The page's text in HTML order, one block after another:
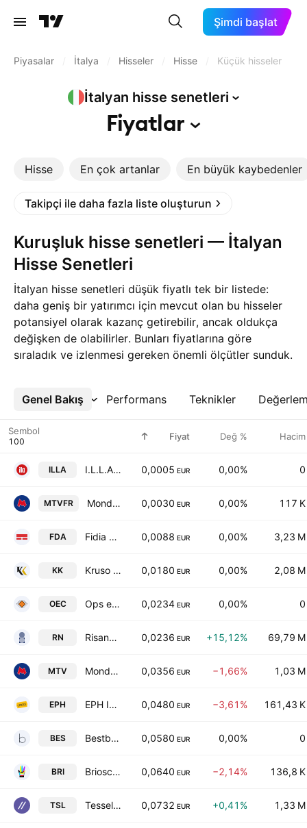
Şimdi başlat
Piyasalar İtalya Hisseler Hisse Küçük hisseler
İtalyan hisse senetleri
Fiyatlar
Hisse En çok artanlar En büyük kaybedenler
Takipçi ile daha fazla liste oluşturun
Kuruşluk hisse senetleri — İtalyan
Hisse Senetleri
İtalyan hisse senetleri düşük fiyatlı tek bir listede:
daha geniş bir yatırımcı için mevcut olan bu hisseler
potansiyel olarak kazanç getirebilir, ancak oldukça
değişken de olabilirler. Bunları fiyatlarına göre
sıraladık ve izlenmesi gereken önemli ölçütler sunduk.
Genel Bakış Performans Teknikler
Daha Fazla
Sembol Fiyat Değ % Hacim
ILLA I.L.L.A. SpA 0,0005 EUR 0,00% 0
MTVFR Mondo TV France SA 0,0030 EUR 0,00% 117 K
FDA Fidia S.p.A. 0,0088 EUR 0,00% 3,23 M
KK Kruso Kapital S.P.A. 0,0180 EUR 0,00% 2,08 M
OEC Ops eCom S.p.A. 0,0234 EUR 0,00% 0
RN Risanamento S.p.A. 0,0236 EUR +15,12% 69,79 M
MTV Mondo TV S.p.A. 0,0356 EUR −1,66% 1,03 M
EPH EPH Invest SpA 0,0480 EUR −3,61% 161,43 K
BES Bestbe Holding S.p.A. 0,0580 EUR 0,00% 0
BRI Brioschi Sviluppo Immobiliare S.p.A. 0,0640 EUR −2,14% 136,8 K
TSL Tessellis S.p.A. 0,0732 EUR +0,41% 1,33 M